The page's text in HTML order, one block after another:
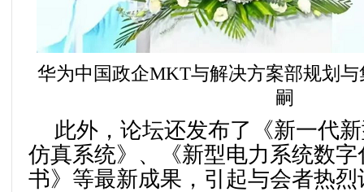
华为中国政企MKT与解决方案部规划
嗣
此外，论坛还发布了《新一代
仿真系统》、《新型电力系统数
书》等最新成果，引起与会者热烈